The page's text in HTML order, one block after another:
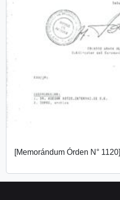
[Memorándum Órden N° 1120]